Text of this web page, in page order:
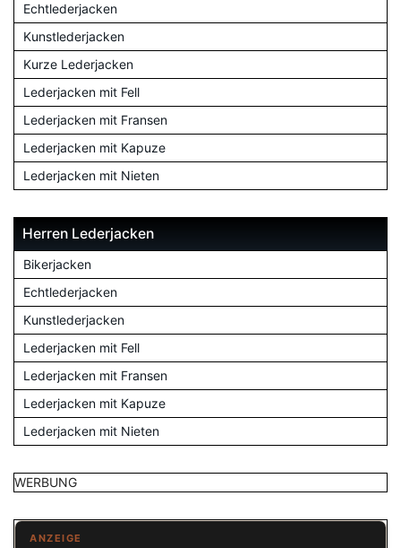
Echtlederjacken
Kunstlederjacken
Kurze Lederjacken
Lederjacken mit Fell
Lederjacken mit Fransen
Lederjacken mit Kapuze
Lederjacken mit Nieten
Herren Lederjacken
Bikerjacken
Echtlederjacken
Kunstlederjacken
Lederjacken mit Fell
Lederjacken mit Fransen
Lederjacken mit Kapuze
Lederjacken mit Nieten
WERBUNG
ANZEIGE